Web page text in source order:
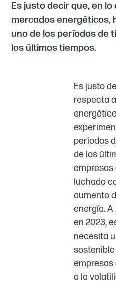
Es justo decir que, en
mercados energéticos,
uno de los períodos de
los últimos tiempos.
Es justo
respecta
períodos
de los
luchado
aumento
energía.
en 2023,
necesita
empresas
a la